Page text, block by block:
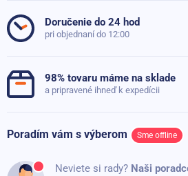
Sada
4
3
1
Stanislav
Doručenie do 24 hod
pri objednaní do 12:00
98% tovaru máme na sklade
a pripravené ihneď k expedícii
Poradím vám s výberom Sme offline
Neviete si rady? Naši